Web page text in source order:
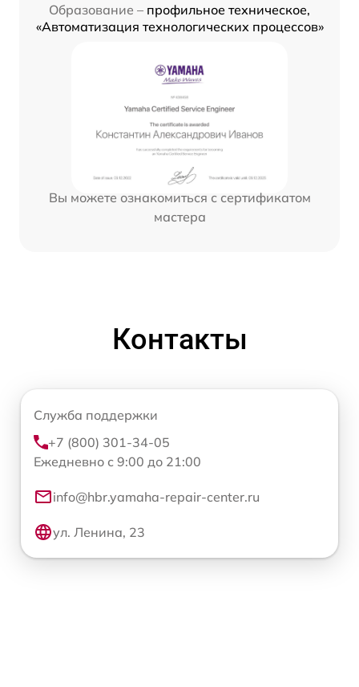
Образование – профильное техническое,
«Автоматизация технологических процессов»
Вы можете ознакомиться с сертификатом
мастера
Контакты
Служба поддержки
+7 (800) 301-34-05
Ежедневно с 9:00 до 21:00
info@hbr.yamaha-repair-center.ru
ул. Ленина, 23